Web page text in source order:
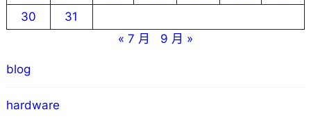
30
31
« 7 月
9 月 »
blog
hardware